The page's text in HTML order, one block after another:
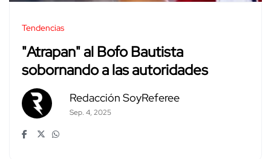
Tendencias
"Atrapan" al Bofo Bautista
sobornando a las autoridades
Redacción SoyReferee
Sep. 4, 2025